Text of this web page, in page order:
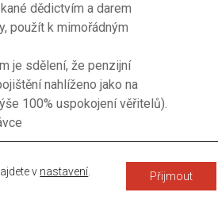
dědictvím a darem
použít k mimořádným
je sdělení, že penzijní
nahlíženo jako na
100% uspokojení věřitelů).
v nastavení Přijmout